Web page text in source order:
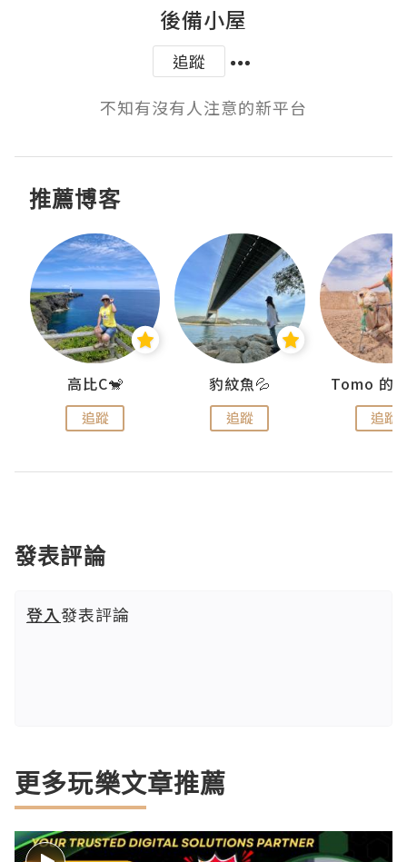
後備小屋
追蹤
不知有沒有人注意的新平台
推薦博客
高比C🐒
追蹤
豹紋魚💦
追蹤 追蹤
發表評論
登入發表評論
更多玩樂文章推薦